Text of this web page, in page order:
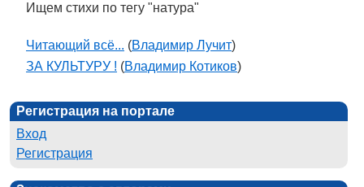
Ищем стихи по тегу "натура"
Читающий всё... (Владимир Лучит)
ЗА КУЛЬТУРУ ! (Владимир Котиков)
Регистрация на портале
Вход
Регистрация